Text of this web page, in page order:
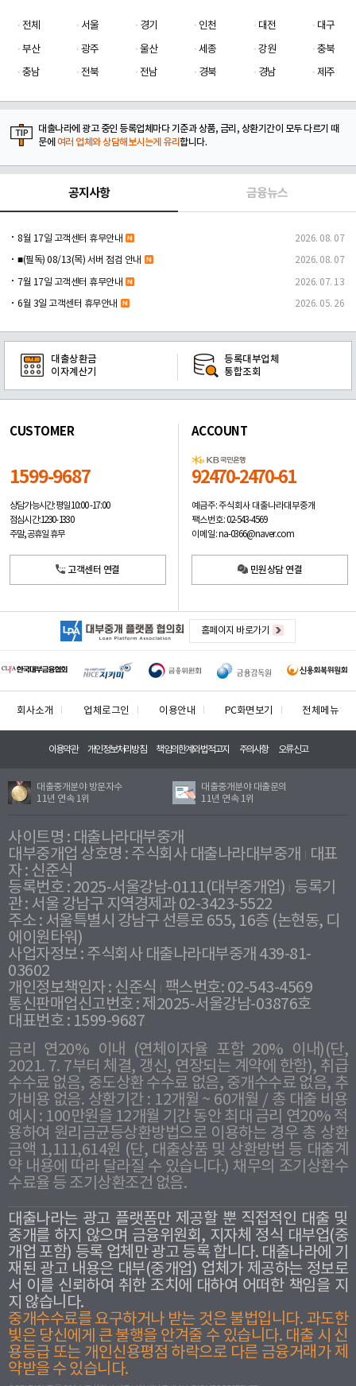
전체 서울 경기 인천 대전
대구
부산
광주 울산 세종 강원
충북
충남
전북 전남 경북 경남 제주
대출나라에 광고 중인 등록업체마다 기준과 상품, 금리, 상환기간이 모두 다르기 때
문에 여러 업체와 상담해보시는게 유리합니다.
공지사항 금융뉴스
8월 17일 고객센터 휴무안내 2026. 08. 07
■(필독) 08/13(목) 서버 점검 안내 2026. 08. 07
7월 17일 고객센터 휴무안내 2026. 07. 13
6월 3일 고객센터 휴무안내 2026. 05. 26
대출상환금
이자계산기
등록대부업체
통합조회
CUSTOMER
1599-9687
상담가능시간: 평일10:00 -17:00
점심시간: 12:30 - 13:30
주말, 공휴일 휴무
고객센터 연결
ACCOUNT
92470-2470-61
예금주: 주식회사 대출나라대부중개
팩스번호: 02-543-4569
이메일: na-0366@naver.com
민원상담 연결
홈페이지 바로가기
회사소개 업체로그인 이용안내 PC화면보기 전체메뉴
이용약관 개인정보처리방침 책임의한계와법적고지 주의사항 오류신고
대출중개분야 방문자수
11년 연속 1위
대출중개분야 대출문의
11년 연속 1위
사이트명 : 대출나라대부중개
대부중개업 상호명 : 주식회사 대출나라대부중개
대표
자 : 신준식
등록번호 : 2025-서울강남-0111(대부중개업) 등록기
관 : 서울 강남구 지역경제과 02-3423-5522
주소 : 서울특별시 강남구 선릉로 655, 16층 (논현동, 디
에이원타워)
사업자정보 : 주식회사 대출나라대부중개 439-81-
03602
개인정보책임자 : 신준식
팩스번호: 02-543-4569
통신판매업신고번호 : 제2025-서울강남-03876호
대표번호 : 1599-9687
금리 연20% 이내 (연체이자율 포함 20% 이내)(단,
2021. 7. 7부터 체결, 갱신, 연장되는 계약에 한함), 취급
수수료 없음, 중도상환 수수료 없음, 중개수수료 없음, 추
가비용 없음. 상환기간 : 12개월 ~ 60개월 / 총 대출 비용
예시 : 100만원을 12개월 기간 동안 최대 금리 연20% 적
용하여 원리금균등상환방법으로 이용하는 경우 총 상환
금액 1,111,614원 (단, 대출상품 및 상환방법 등 대출계
약 내용에 따라 달라질 수 있습니다.) 채무의 조기상환수
수료율 등 조기상환조건 없음.
대출나라는 광고 플랫폼만 제공할 뿐 직접적인 대출 및
중개를 하지 않으며 금융위원회, 지자체 정식 대부업(중
개업 포함) 등록 업체만 광고 등록 합니다. 대출나라에 기
재된 광고 내용은 대부(중개업) 업체가 제공하는 정보로
서 이를 신뢰하여 취한 조치에 대하여 어떠한 책임을 지
지 않습니다.
중개수수료를 요구하거나 받는 것은 불법입니다. 과도한
빛은 당신에게 큰 불행을 안겨줄 수 있습니다. 대출 시 신
용등급 또는 개인신용평점 하락으로 다른 금융거래가 제
약받을 수 있습니다.